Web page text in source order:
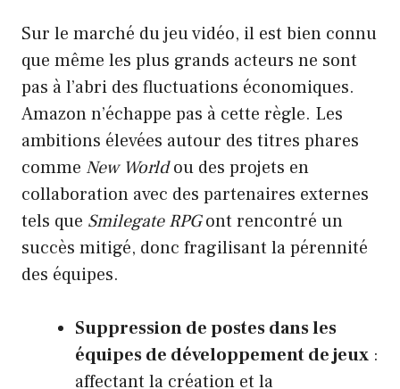
Sur le marché du jeu vidéo, il est bien connu
que même les plus grands acteurs ne sont
pas à l’abri des fluctuations économiques.
Amazon n’échappe pas à cette règle. Les
ambitions élevées autour des titres phares
comme New Worldou des projets en
collaboration avec des partenaires externes
tels que Smilegate RPGont rencontré un
succès mitigé, donc fragilisant la pérennité
des équipes.
Suppression de postes dans les
équipes de développement de jeux :
affectant la création et la